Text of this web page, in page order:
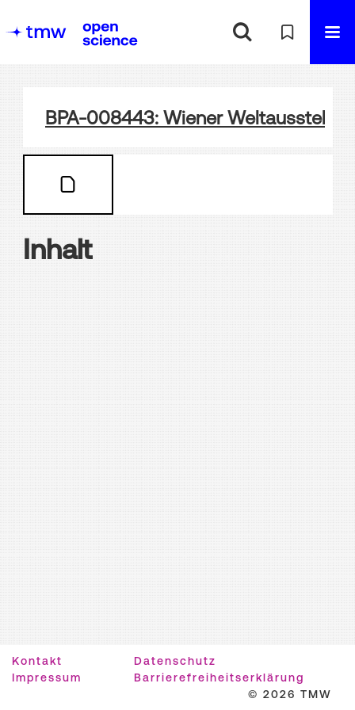
BPA-008443: Wiener
Inhalt
Kontakt
Datenschutz
Impressum
Barrierefreiheitserklärung
© 2026 TMW